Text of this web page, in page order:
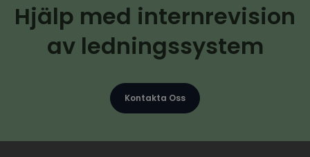
Hjälp med internrevision
av ledningssystem
Kontakta Oss